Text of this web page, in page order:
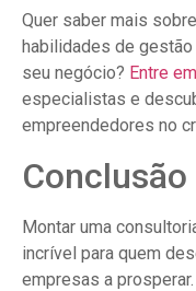
Quer saber mais
habilidades de
seu negócio? Entre
especialistas e
empreendedores no
Conclusão
Montar uma
incrível para quem
empresas a prosperar.